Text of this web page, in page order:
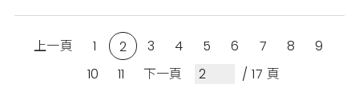
藥組、醫材組、應用生技組，多元領域專屬舞台•特
別獎-臺北生技之星｜臺北市企業加碼獎勵參賽有機
會獲得：•實質獎金、榮耀有感•表揚推廣、品牌加值•
專家評比、策略精進•出展拓商、獎勵延伸📅 徵件期
上一頁 1 2 3 4 5 6 7 8
9
10
11 下一頁 / 17 頁